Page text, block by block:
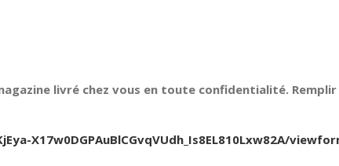
livré chez vous en toute confidentialité. Remplir
X17w0DGPAuBlCGvqVUdh_Is8EL810Lxw82A/